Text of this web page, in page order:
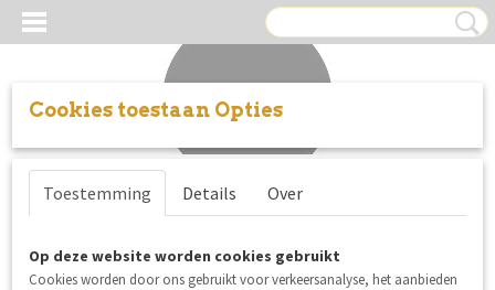
Inloggen Registreren
b-keuze
Cookies toestaan Opties
Toestemming Details Over
Op deze website worden cookies gebruikt
Cookies worden door ons gebruikt voor verkeersanalyse, het aanbieden